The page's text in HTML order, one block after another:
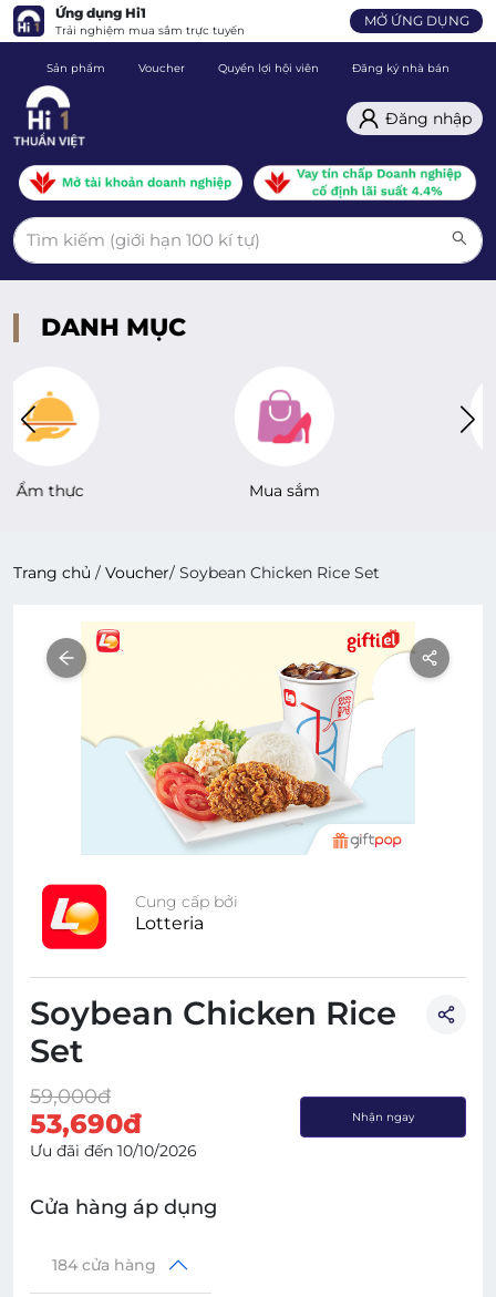
Ứng dụng Hi1
Trải nghiệm mua sắm trực tuyến
MỞ ỨNG DỤNG
Sản phẩm Voucher Quyền lợi hội viên Đăng ký nhà bán
Đăng nhập
DANH MỤC
Trang chủ / Voucher/ Soybean Chicken Rice Set
Cung cấp bởi
Lotteria
Soybean Chicken Rice
Set
59,000đ
53,690đ
Ưu đãi đến 10/10/2026
Nhận ngay
Cửa hàng áp dụng
184 cửa hàng